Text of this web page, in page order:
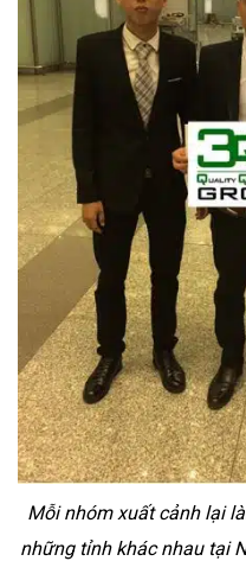
Mỗi nhóm xuất cảnh lại
những tỉnh khác nhau tại